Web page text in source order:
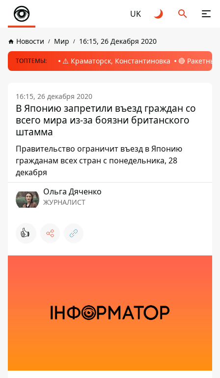
UK
Новости Мир 16:15, 26 Декабря 2020
ТОПТЕМЫ: ⚠️ Краматорск, Константиновка 🔴
16:15, 26 декабря 2020
В Японию запретили въезд граждан со
всего мира из-за боязни британского
штамма
Правительство ограничит въезд в Японию
гражданам всех стран с понедельника, 28
декабря
Ольга Дяченко
ЖУРНАЛИСТ
👍